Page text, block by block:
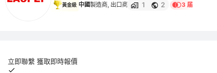
黃金級 中國製造商, 出口商 1 2 3 届
立即聯繫 獲取即時報價